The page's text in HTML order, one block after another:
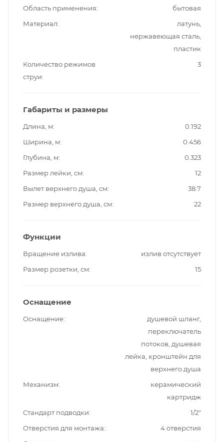
Область применения
бытовая
Материал
латунь,
нержавеющая сталь,
пластик
Количество режимов
струи
3
Габариты и размеры
Длина, м
0.192
Ширина, м
0.456
Глубина, м
0.323
Размер лейки, см
12
Вылет верхнего душа, см
38.7
Размер верхнего душа, см
22
Функции
Вращение излива
излив отсутствует
Размер розетки, см
15
Оснащение
Оснащение
душевой шланг,
переключатель
потоков, душевая
лейка, кронштейн для
верхнего душа
Механизм
керамический
картридж
Стандарт подводки
1/2"
Отверстия для монтажа
4 отверстия